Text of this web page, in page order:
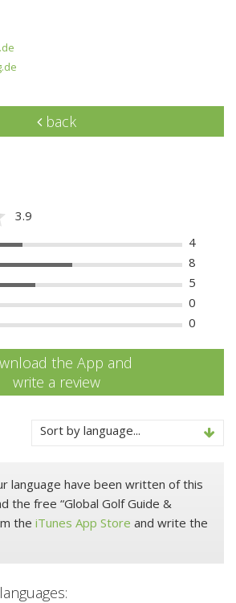
back
3.9
4
8
5
0
0
the App and
write a review
Sort by language...
language have been written of this
the free “Global Golf Guide &
the iTunes App Store and write the